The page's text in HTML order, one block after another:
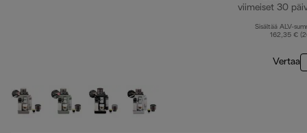
viimeiset 30
Sisältää ALV-
162,35 €
Vertaa